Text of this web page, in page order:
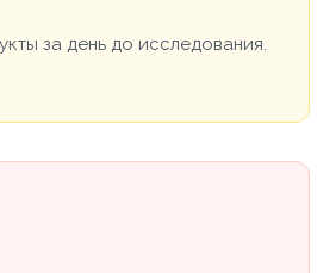
за день до исследования.